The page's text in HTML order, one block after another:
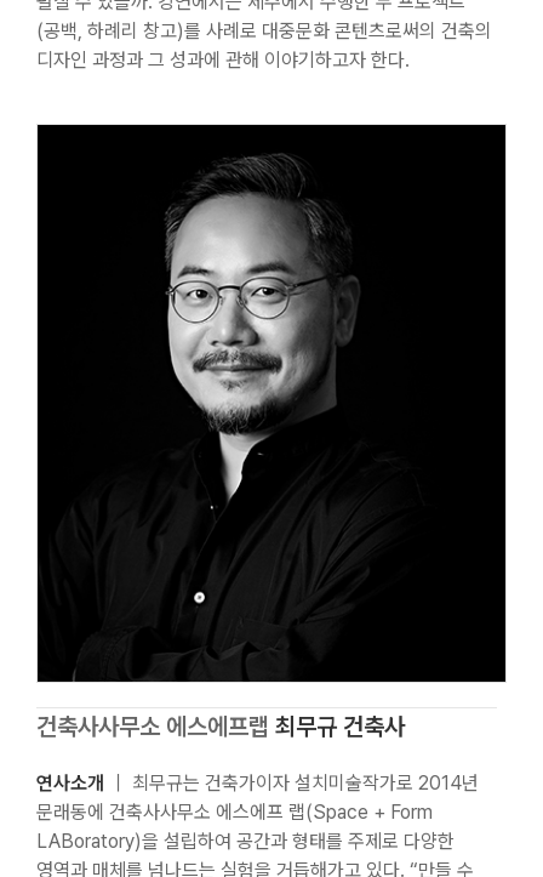
(공백, 하례리 창고)를 사례로 대중문화 콘텐츠로써의 건축의
디자인 과정과 그 성과에 관해 이야기하고자 한다.
건축사사무소 에스에프랩 최무규 건축사
연사소개 ｜ 최무규는 건축가이자 설치미술작가로 2014년
문래동에 건축사사무소 에스에프 랩(Space + Form
LABoratory)을 설립하여 공간과 형태를 주제로 다양한
영역과 매체를 넘나드는 실험을 거듭해가고 있다. “만들 수